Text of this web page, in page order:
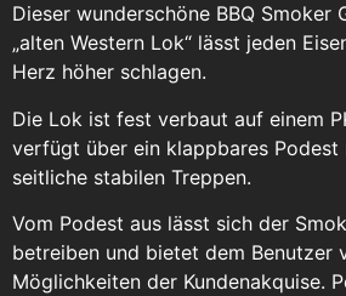
Dieser wunderschöne BBQ Smoker
„alten Western Lok“ lässt jeden
Herz höher schlagen.
Die Lok ist fest verbaut auf einem
verfügt über ein klappbares Podest
seitliche stabilen Treppen.
Vom Podest aus lässt sich der
betreiben und bietet dem Benutzer
Möglichkeiten der Kundenakquise.